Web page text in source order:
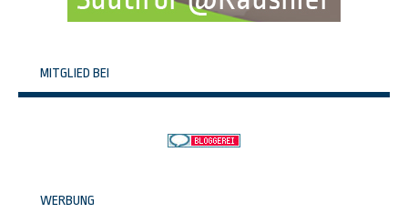
MITGLIED BEI
WERBUNG